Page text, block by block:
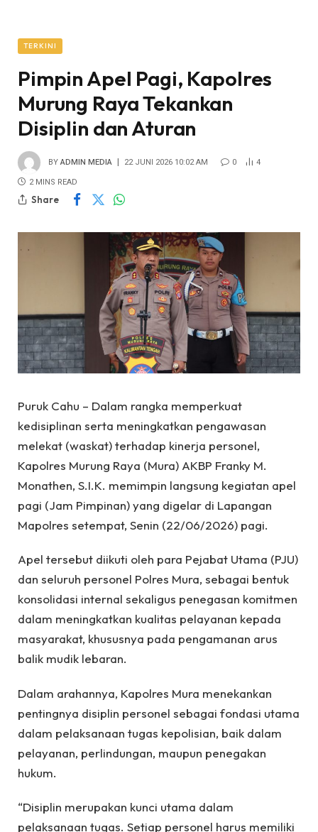
TERKINI
Pimpin Apel Pagi, Kapolres
Murung Raya Tekankan
Disiplin dan Aturan
BY ADMIN MEDIA 22 JUNI 2026 10:02 AM 0 4
2 MINS READ
Share
Puruk Cahu – Dalam rangka memperkuat
kedisiplinan serta meningkatkan pengawasan
melekat (waskat) terhadap kinerja personel,
Kapolres Murung Raya (Mura) AKBP Franky M.
Monathen, S.I.K. memimpin langsung kegiatan apel
pagi (Jam Pimpinan) yang digelar di Lapangan
Mapolres setempat, Senin (22/06/2026) pagi.
Apel tersebut diikuti oleh para Pejabat Utama (PJU)
dan seluruh personel Polres Mura, sebagai bentuk
konsolidasi internal sekaligus penegasan komitmen
dalam meningkatkan kualitas pelayanan kepada
masyarakat, khususnya pada pengamanan arus
balik mudik lebaran.
Dalam arahannya, Kapolres Mura menekankan
pentingnya disiplin personel sebagai fondasi utama
dalam pelaksanaan tugas kepolisian, baik dalam
pelayanan, perlindungan, maupun penegakan
hukum.
“Disiplin merupakan kunci utama dalam
pelaksanaan tugas. Setiap personel harus memiliki